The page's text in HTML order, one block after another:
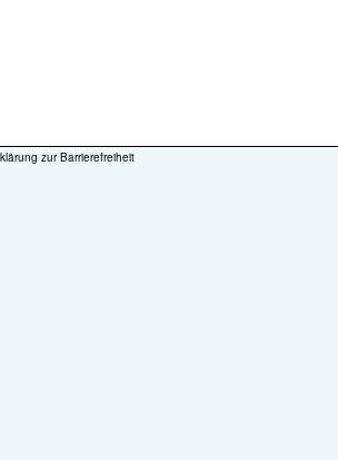
zur Barrierefreiheit